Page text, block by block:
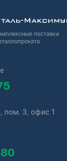
пом. 3, офис 1